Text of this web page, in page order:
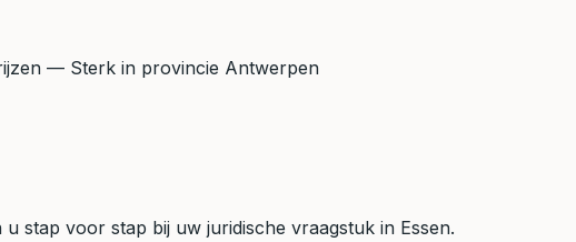
— Sterk in provincie Antwerpen
stap voor stap bij uw juridische vraagstuk in Essen.